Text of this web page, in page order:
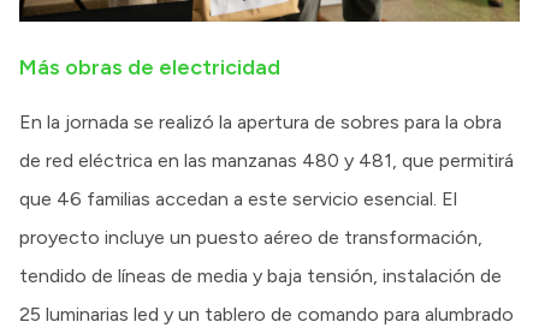
Más obras de electricidad
En la jornada se realizó la apertura de sobres para la obra
de red eléctrica en las manzanas 480 y 481, que permitirá
que 46 familias accedan a este servicio esencial. El
proyecto incluye un puesto aéreo de transformación,
tendido de líneas de media y baja tensión, instalación de
25 luminarias led y un tablero de comando para alumbrado